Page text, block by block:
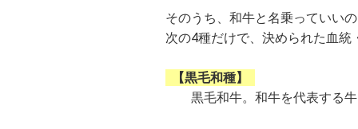
そのうち、和牛と名乗っていい
次の4種だけで、決められた血統
【黒毛和種】
黒毛和牛。和牛を代表する